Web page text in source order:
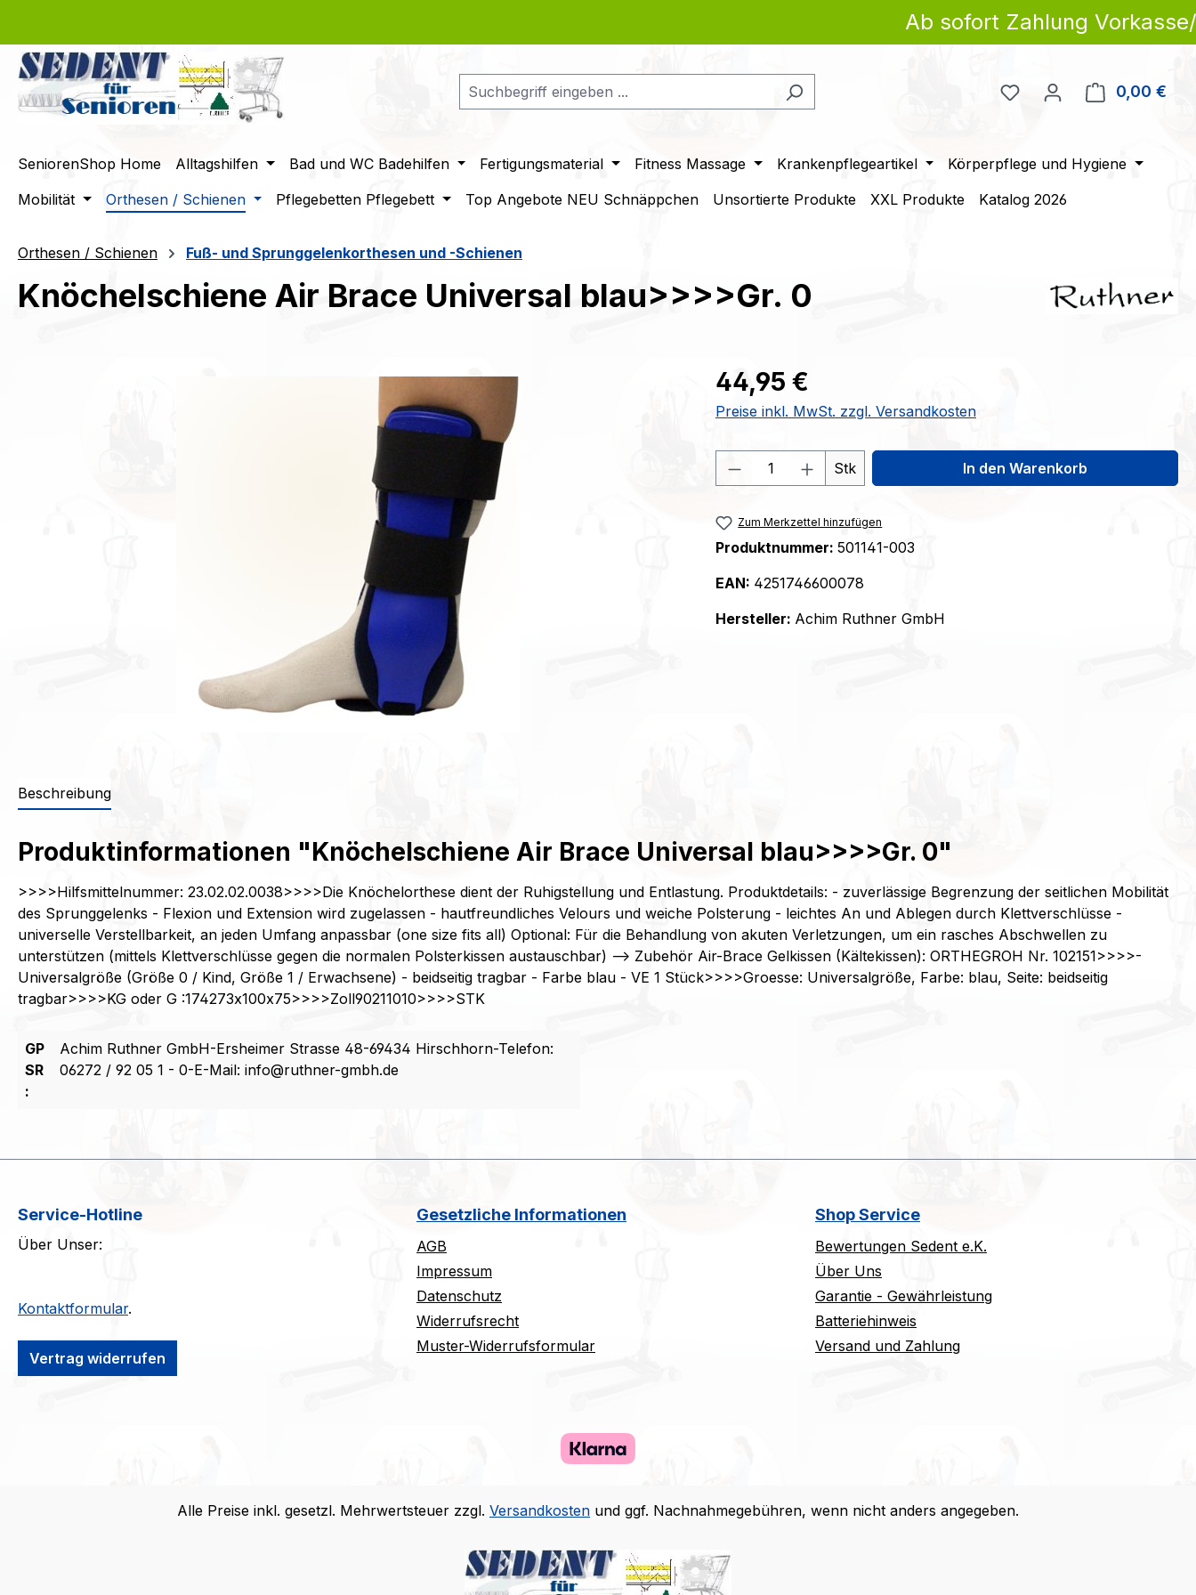
Ab sofort Zahlung Vorkasse/
Du hast 0 Produkte auf
0,00 €
SeniorenShop Home Alltagshilfen Bad und WC Badehilfen Fertigungsmaterial Fitness Massage Krankenpflegeartikel
Körperpflege und Hygiene
Mobilität
Orthesen / Schienen Pflegebetten Pflegebett Top Angebote NEU Schnäppchen Unsortierte Produkte XXL Produkte Katalog 2026
Orthesen / Schienen Fuß- und Sprunggelenkorthesen und -Schienen
Knöchelschiene Air Brace Universal blau>>>>Gr. 0
Regulärer Preis:
44,95 €
Preise inkl. MwSt. zzgl. Versandkosten
Produkt Anzahl: Gib den gewünschten Wert
Stk In den Warenkorb
Zum Merkzettel hinzufügen
Produktnummer: 501141-003
EAN: 4251746600078
Hersteller: Achim Ruthner GmbH
Beschreibung
Produktinformationen "Knöchelschiene Air Brace Universal blau>>>>Gr. 0"
>>>>Hilfsmittelnummer: 23.02.02.0038>>>>Die Knöchelorthese dient der Ruhigstellung und Entlastung. Produktdetails: - zuverlässige Begrenzung der seitlichen Mobilität
des Sprunggelenks - Flexion und Extension wird zugelassen - hautfreundliches Velours und weiche Polsterung - leichtes An und Ablegen durch Klettverschlüsse -
universelle Verstellbarkeit, an jeden Umfang anpassbar (one size fits all) Optional: Für die Behandlung von akuten Verletzungen, um ein rasches Abschwellen zu
unterstützen (mittels Klettverschlüsse gegen die normalen Polsterkissen austauschbar) --> Zubehör Air-Brace Gelkissen (Kältekissen): ORTHEGROH Nr. 102151>>>>-
Universalgröße (Größe 0 / Kind, Größe 1 / Erwachsene) - beidseitig tragbar - Farbe blau - VE 1 Stück>>>>Groesse: Universalgröße, Farbe: blau, Seite: beidseitig
tragbar>>>>KG oder G :174273x100x75>>>>Zoll90211010>>>>STK
GP
SR
:
Achim Ruthner GmbH-Ersheimer Strasse 48-69434 Hirschhorn-Telefon:
06272 / 92 05 1 - 0-E-Mail: info@ruthner-gmbh.de
Service-Hotline
Über Unser:
Kontaktformular.
Vertrag widerrufen
Gesetzliche Informationen
AGB
Impressum
Datenschutz
Widerrufsrecht
Muster-Widerrufsformular
Shop Service
Bewertungen Sedent e.K.
Über Uns
Garantie - Gewährleistung
Batteriehinweis
Versand und Zahlung
Alle Preise inkl. gesetzl. Mehrwertsteuer zzgl. Versandkosten und ggf. Nachnahmegebühren, wenn nicht anders angegeben.